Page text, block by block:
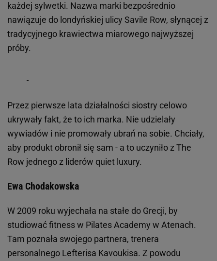
każdej sylwetki. Nazwa marki bezpośrednio
nawiązuje do londyńskiej ulicy Savile Row, słynącej z
tradycyjnego krawiectwa miarowego najwyższej
próby.
Przez pierwsze lata działalności siostry celowo
ukrywały fakt, że to ich marka. Nie udzielały
wywiadów i nie promowały ubrań na sobie. Chciały,
aby produkt obronił się sam - a to uczyniło z The
Row jednego z liderów quiet luxury.
Ewa Chodakowska
W 2009 roku wyjechała na stałe do Grecji, by
studiować fitness w Pilates Academy w Atenach.
Tam poznała swojego partnera, trenera
personalnego Lefterisa Kavoukisa. Z powodu